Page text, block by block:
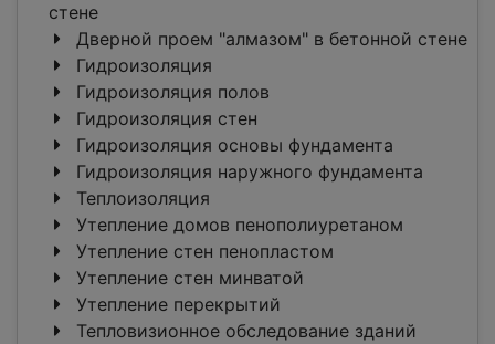
стене
Дверной проем "алмазом" в бетонной стене
Гидроизоляция
Гидроизоляция полов
Гидроизоляция стен
Гидроизоляция основы фундамента
Гидроизоляция наружного фундамента
Теплоизоляция
Утепление домов пенополиуретаном
Утепление стен пенопластом
Утепление стен минватой
Утепление перекрытий
Тепловизионное обследование зданий